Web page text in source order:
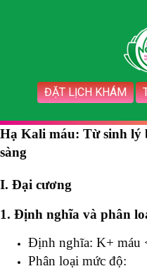
ĐẶT LỊCH KHÁM
Hạ Kali máu: Từ sinh lý
sàng
I. Đại cương
1. Định nghĩa và phân
Định nghĩa: K+ máu
Phân loại mức độ: